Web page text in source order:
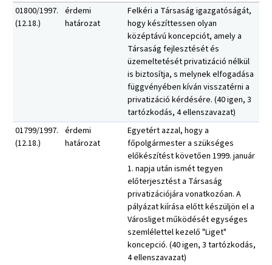
01800/1997.
(12.18.)
érdemi
határozat
Felkéri a Társaság igazgatóságát,
hogy készíttessen olyan
középtávú koncepciót, amely a
Társaság fejlesztését és
üzemeltetését privatizáció nélkül
is biztosítja, s melynek elfogadása
függvényében kíván visszatérni a
privatizáció kérdésére. (40 igen, 3
tartózkodás, 4 ellenszavazat)
01799/1997.
(12.18.)
érdemi
határozat
Egyetért azzal, hogy a
főpolgármester a szükséges
előkészítést követően 1999. január
1. napja után ismét tegyen
előterjesztést a Társaság
privatizációjára vonatkozóan. A
pályázat kiírása előtt készüljön el a
Városliget működését egységes
szemlélettel kezelő "Liget"
koncepció. (40 igen, 3 tartózkodás,
4 ellenszavazat)